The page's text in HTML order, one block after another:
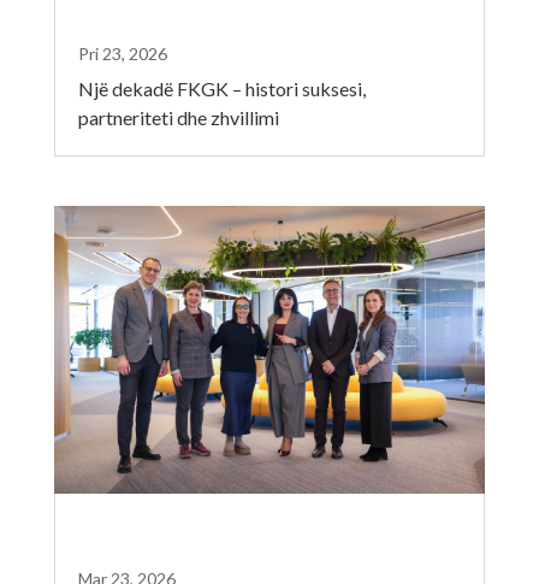
Një dekadë FKGK – histori suksesi,
partneriteti dhe zhvillimi
Pri 23, 2026
Mar 23, 2026